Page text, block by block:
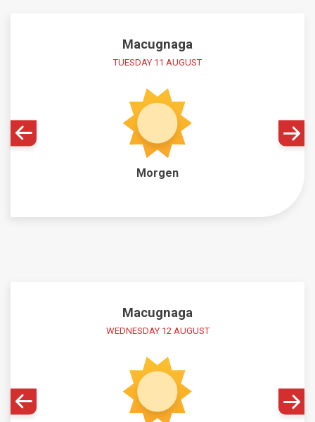
Macugnaga
TUESDAY 11 AUGUST
Morgen
Macugnaga
WEDNESDAY 12 AUGUST